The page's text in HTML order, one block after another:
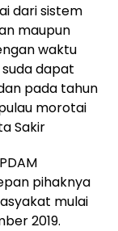
dari sistem
maupun
waktu
dapat
pada tahun
morotai
Sakir
pihaknya
mulai
2019.